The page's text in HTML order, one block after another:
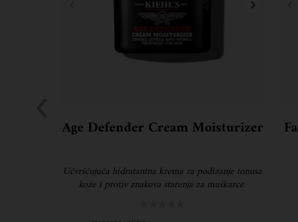
Age Defender Cream Moisturizer
Učvršćujuća hidratantna krema za podizanje tonusa
kože i protiv znakova starenja za muškarce.